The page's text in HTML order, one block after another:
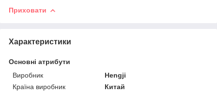
Приховати
Характеристики
Основні атрибути
Виробник
Hengji
Країна виробник
Китай